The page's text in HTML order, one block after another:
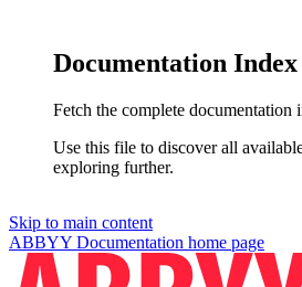
Documentation Index
Fetch the complete documentation
Use this file to discover all
exploring further.
Skip to main content
ABBYY Documentation home page